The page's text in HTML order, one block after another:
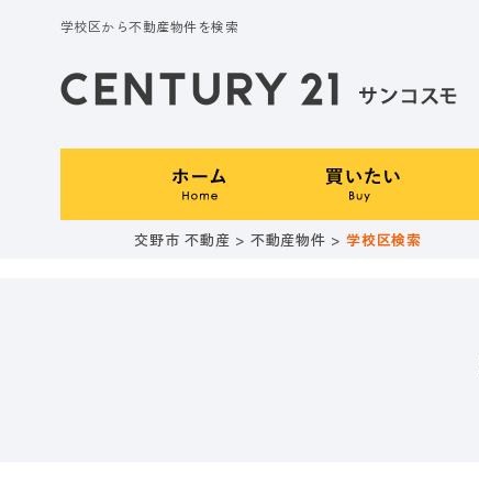
学校区から不動産物件を検索
交野市 不動産 > 不動産物件 >学校区検索